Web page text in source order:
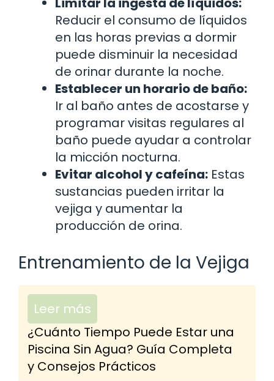
Reducir el consumo de líquidos
en las horas previas a dormir
puede disminuir la necesidad
de orinar durante la noche.
Establecer un horario de baño:
Ir al baño antes de acostarse y
programar visitas regulares al
baño puede ayudar a controlar
la micción nocturna.
Evitar alcohol y cafeína: Estas
sustancias pueden irritar la
vejiga y aumentar la
producción de orina.
Entrenamiento de la Vejiga
Leer más
¿Cuánto Tiempo Puede Estar una
Piscina Sin Agua? Guía Completa
y Consejos Prácticos